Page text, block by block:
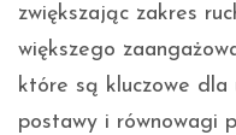
zwiększając zakres
większego
które są kluczowe dla
postawy i równowagi